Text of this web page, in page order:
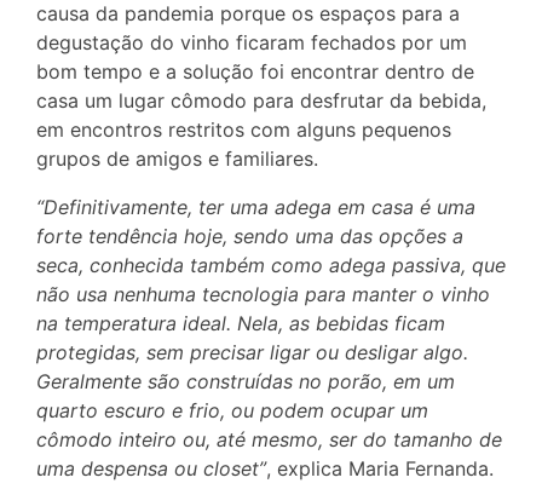
causa da pandemia porque os espaços para a
degustação do vinho ficaram fechados por um
bom tempo e a solução foi encontrar dentro de
casa um lugar cômodo para desfrutar da bebida,
em encontros restritos com alguns pequenos
grupos de amigos e familiares.
“Definitivamente, ter uma adega em casa é uma
forte tendência hoje, sendo uma das opções a
seca, conhecida também como adega passiva, que
não usa nenhuma tecnologia para manter o vinho
na temperatura ideal. Nela, as bebidas ficam
protegidas, sem precisar ligar ou desligar algo.
Geralmente são construídas no porão, em um
quarto escuro e frio, ou podem ocupar um
cômodo inteiro ou, até mesmo, ser do tamanho de
uma despensa ou closet”, explica Maria Fernanda.